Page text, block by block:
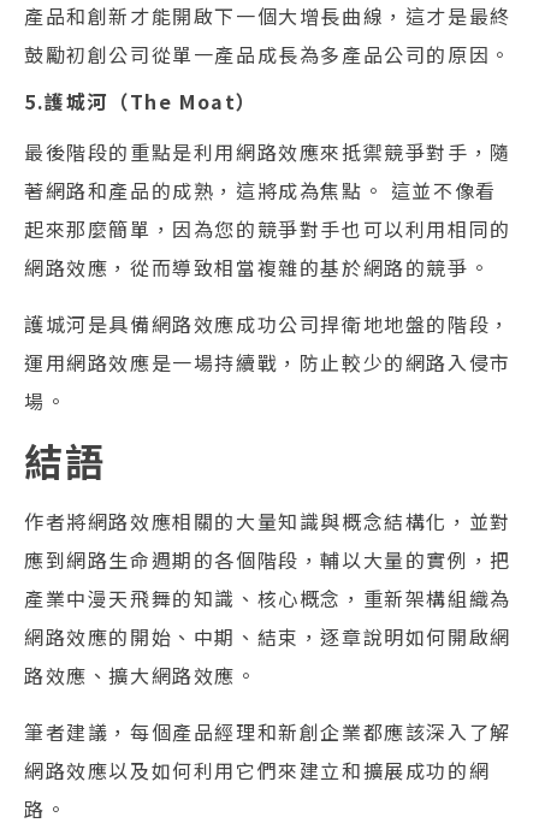
產品和創新才能開啟下一個大增長曲線，這才是最終
鼓勵初創公司從單一產品成長為多產品公司的原因。
5.護城河（The Moat）
最後階段的重點是利用網路效應來抵禦競爭對手，隨
著網路和產品的成熟，這將成為焦點。 這並不像看
起來那麼簡單，因為您的競爭對手也可以利用相同的
網路效應，從而導致相當複雜的基於網路的競爭。
護城河是具備網路效應成功公司捍衛地地盤的階段，
運用網路效應是一場持續戰，防止較少的網路入侵市
場。
結語
作者將網路效應相關的大量知識與概念結構化，並對
應到網路生命週期的各個階段，輔以大量的實例，把
產業中漫天飛舞的知識、核心概念，重新架構組織為
網路效應的開始、中期、結束，逐章說明如何開啟網
路效應、擴大網路效應。
筆者建議，每個產品經理和新創企業都應該深入了解
網路效應以及如何利用它們來建立和擴展成功的網
路。